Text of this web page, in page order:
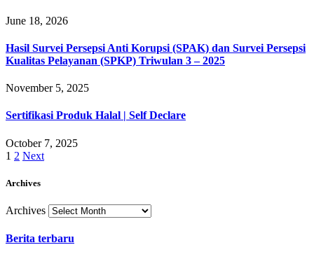
June 18, 2026
Hasil Survei Persepsi Anti Korupsi (SPAK) dan Survei Persepsi
Kualitas Pelayanan (SPKP) Triwulan 3 – 2025
November 5, 2025
Sertifikasi Produk Halal | Self Declare
October 7, 2025
1 2 Next
Archives
Archives
Berita terbaru